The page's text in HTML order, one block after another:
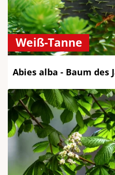
Weiß-Tanne
Abies alba - Baum des